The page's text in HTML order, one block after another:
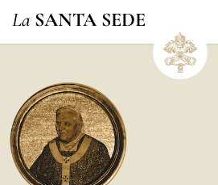
La SANTA SEDE